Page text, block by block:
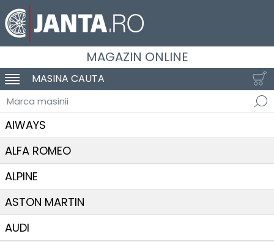
MAGAZIN ONLINE
SCHIMBA NAVIGAREA
MASINA CAUTA
Marca masinii
AIWAYS
ALFA ROMEO
ALPINE
ASTON MARTIN
AUDI